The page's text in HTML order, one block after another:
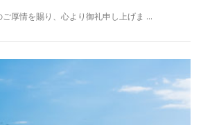
厚情を賜り、心より御礼申し上げま …